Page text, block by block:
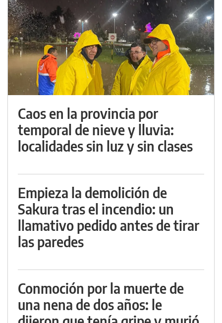
Caos en la provincia por
temporal de nieve y lluvia:
localidades sin luz y sin clases
Empieza la demolición de
Sakura tras el incendio: un
llamativo pedido antes de tirar
las paredes
Conmoción por la muerte de
una nena de dos años: le